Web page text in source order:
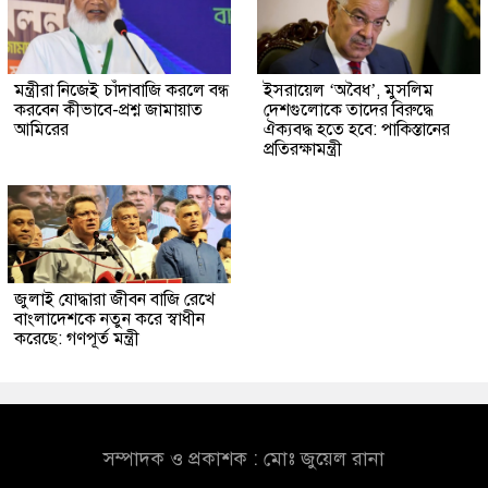
মন্ত্রীরা নিজেই চাঁদাবাজি করলে বন্ধ
করবেন কীভাবে-প্রশ্ন জামায়াত
আমিরের
ইসরায়েল ‘অবৈধ’, মুসলিম
দেশগুলোকে তাদের বিরুদ্ধে
ঐক্যবদ্ধ হতে হবে: পাকিস্তানের
প্রতিরক্ষামন্ত্রী
জুলাই যোদ্ধারা জীবন বাজি রেখে
বাংলাদেশকে নতুন করে স্বাধীন
করেছে: গণপূর্ত মন্ত্রী
সম্পাদক ও প্রকাশক : মোঃ জুয়েল রানা